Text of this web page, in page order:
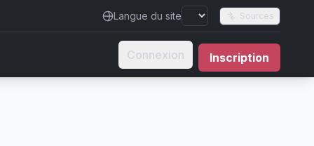
Langue du site Sources
Connexion Inscription